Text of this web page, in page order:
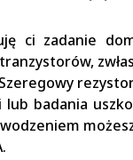
ci zadanie
lub badania